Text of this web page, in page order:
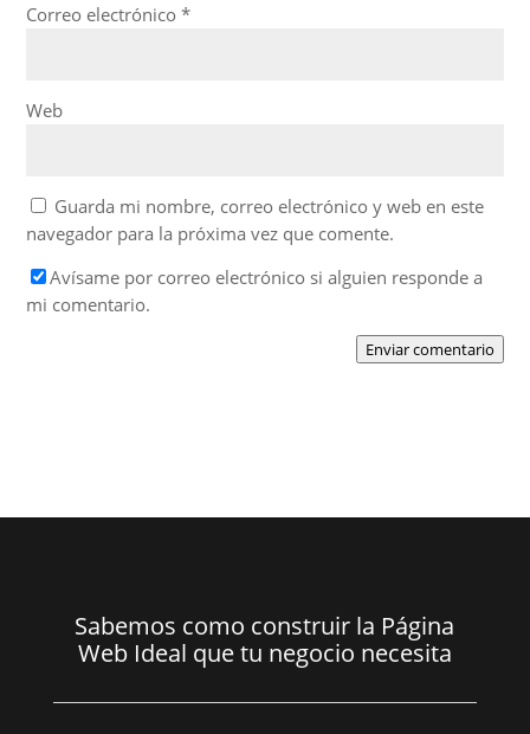
Correo electrónico*
Web
Guarda mi nombre, correo electrónico y web en este
navegador para la próxima vez que comente.
Avísame por correo electrónico si alguien responde a
mi comentario.
Enviar comentario
Sabemos como construir la Página
Web Ideal que tu negocio necesita